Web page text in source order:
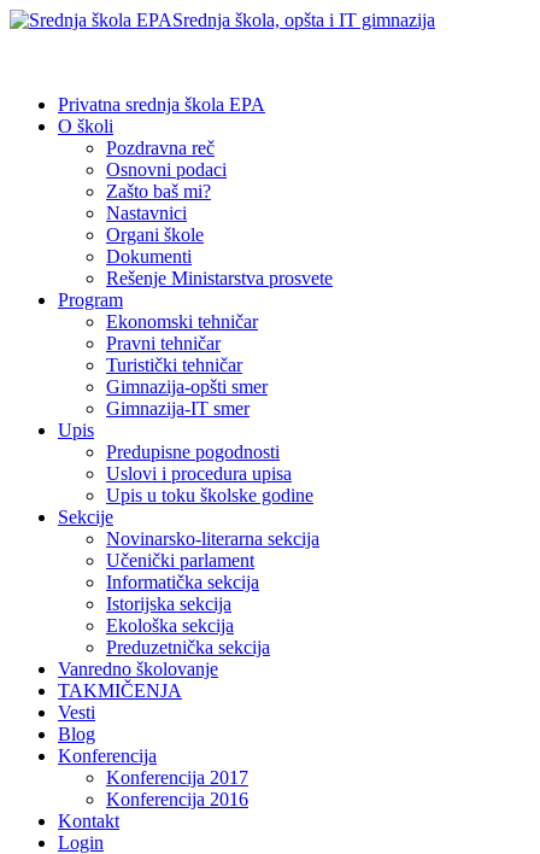
Srednja škola, opšta i IT gimnazija
Privatna srednja škola EPA
O školi
Pozdravna reč
Osnovni podaci
Zašto baš mi?
Nastavnici
Organi škole
Dokumenti
Rešenje Ministarstva prosvete
Program
Ekonomski tehničar
Pravni tehničar
Turistički tehničar
Gimnazija-opšti smer
Gimnazija-IT smer
Upis
Predupisne pogodnosti
Uslovi i procedura upisa
Upis u toku školske godine
Sekcije
Novinarsko-literarna sekcija
Učenički parlament
Informatička sekcija
Istorijska sekcija
Ekološka sekcija
Preduzetnička sekcija
Vanredno školovanje
TAKMIČENJA
Vesti
Blog
Konferencija
Konferencija 2017
Konferencija 2016
Kontakt
Login